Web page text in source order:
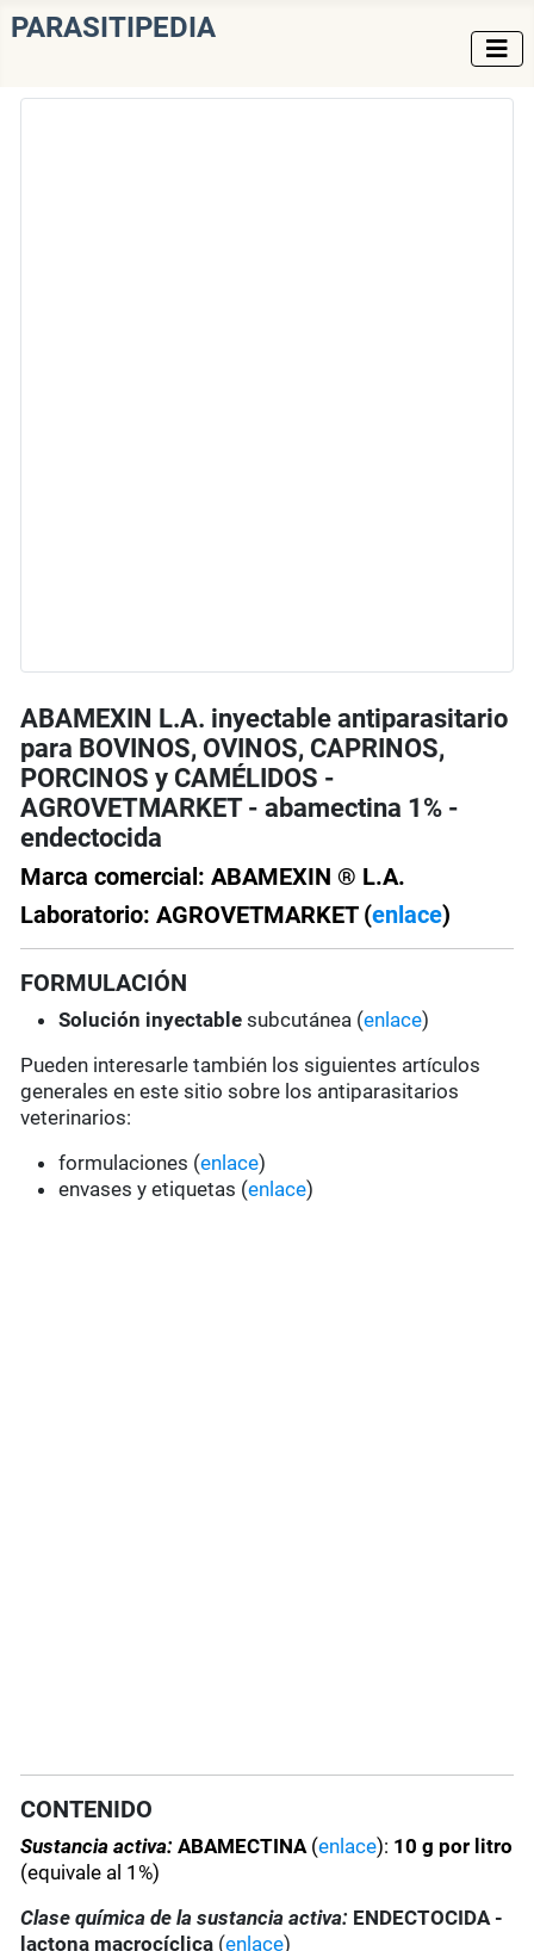
PARASITIPEDIA
ABAMEXIN L.A. inyectable antiparasitario
para BOVINOS, OVINOS, CAPRINOS,
PORCINOS y CAMÉLIDOS -
AGROVETMARKET - abamectina 1% -
endectocida
Marca comercial: ABAMEXIN ® L.A.
Laboratorio: AGROVETMARKET (enlace)
FORMULACIÓN
Solución inyectablesubcutánea (enlace)
Pueden interesarle también los siguientes artículos
generales en este sitio sobre los antiparasitarios
veterinarios:
formulaciones (enlace)
envases y etiquetas (enlace)
CONTENIDO
Sustancia activa: ABAMECTINA(enlace): 10 g por litro
(equivale al 1%)
Clase química de la sustancia activa: ENDECTOCIDA -
lactona macrocíclica (enlace)